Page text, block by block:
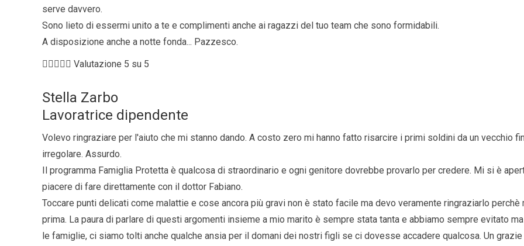
serve davvero.
Sono lieto di essermi unito a te e complimenti anche ai ragazzi del tuo team che sono formidabili.
A disposizione anche a notte fonda... Pazzesco.
 Valutazione 5 su 5
Stella Zarbo
Lavoratrice dipendente
Volevo ringraziare per l'aiuto che mi stanno dando. A costo zero mi hanno fatto risarcire i primi soldini da un vecchio
irregolare. Assurdo.
Il programma Famiglia Protetta è qualcosa di straordinario e ogni genitore dovrebbe provarlo per credere. Mi si è
piacere di fare direttamente con il dottor Fabiano.
Toccare punti delicati come malattie e cose ancora più gravi non è stato facile ma devo veramente ringraziarlo
prima. La paura di parlare di questi argomenti insieme a mio marito è sempre stata tanta e abbiamo sempre evitato
le famiglie, ci siamo tolti anche qualche ansia per il domani dei nostri figli se ci dovesse accadere qualcosa. Un